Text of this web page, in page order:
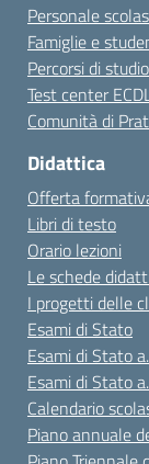
Personale
Famiglie e
Percorsi di studio
Test center
Comunità di
Didattica
Offerta
Libri di testo
Orario lezioni
Le schede
I progetti delle
Esami di Stato
Esami di Stato
Esami di Stato
Calendario
Piano annuale